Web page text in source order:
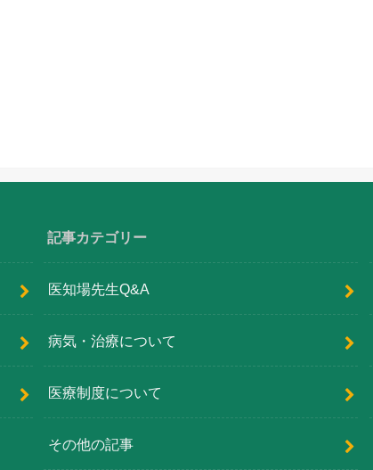
記事カテゴリー
医知場先生Q&A
病気・治療について
医療制度について
その他の記事